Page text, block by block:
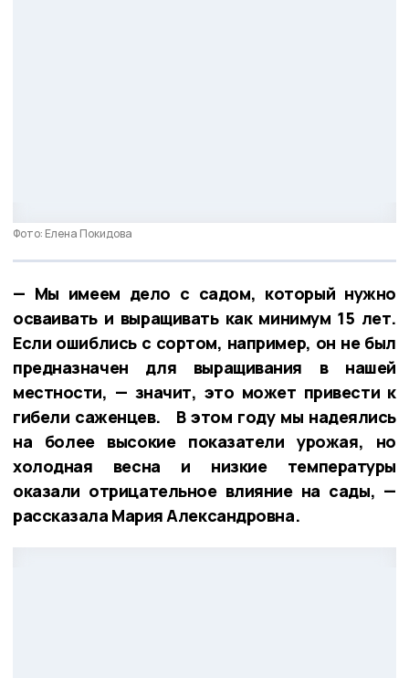
Фото: Елена Покидова
— Мы имеем дело с садом, который нужно
осваивать и выращивать как минимум 15 лет.
Если ошиблись с сортом, например, он не был
предназначен для выращивания в нашей
местности, — значит, это может привести к
гибели саженцев. В этом году мы надеялись
на более высокие показатели урожая, но
холодная весна и низкие температуры
оказали отрицательное влияние на сады, —
рассказала Мария Александровна.